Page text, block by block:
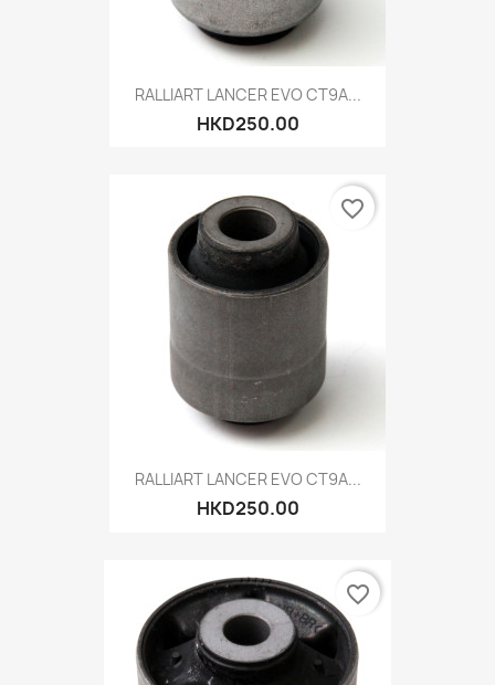
RALLIART LANCER EVO CT9A...
HKD250.00
RALLIART LANCER EVO CT9A...
HKD250.00
favorite_border
favorite_border